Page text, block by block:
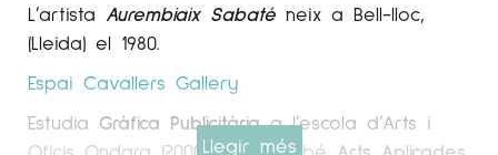
L’artista Aurembiaix Sabaté neix a Bell-lloc,
(Lleida) el 1980.
Espai Cavallers Gallery
Estudia Gràfica Publicitàriaa l’escola d’Arts i
Llegir més